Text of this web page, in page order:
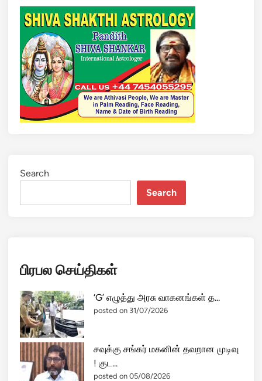
Search
Search
பிரபல செய்திகள்
‘G’ எழுத்து அரசு வாகனங்கள் த...
posted on 31/07/2026
சவுக்கு சங்கர் மகனின் தவறான முடிவு
! குட...
posted on 05/08/2026